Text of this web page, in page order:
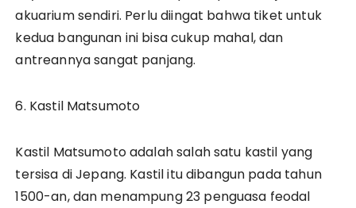
akuarium sendiri. Perlu diingat bahwa tiket untuk
kedua bangunan ini bisa cukup mahal, dan
antreannya sangat panjang.
6. Kastil Matsumoto
Kastil Matsumoto adalah salah satu kastil yang
tersisa di Jepang. Kastil itu dibangun pada tahun
1500-an, dan menampung 23 penguasa feodal